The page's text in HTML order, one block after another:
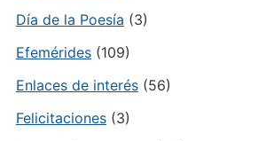
Día de la Poesía (3)
Efemérides(109)
Enlaces de interés(56)
Felicitaciones(3)